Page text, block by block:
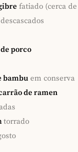
fatiado (cerca
descascados
porco
bambu em conserva
de ramen
torrado